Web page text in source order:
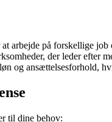
arbejde på forskellige job
der leder efter
og ansættelsesforhold,
til dine behov: